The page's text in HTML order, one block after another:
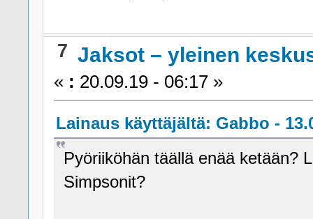
7 Jaksot – yleinen
« : 20.09.19 - 06:17 »
Lainaus käyttäjältä: Gabbo -
Pyöriiköhän täällä enää ketään?
Simpsonit?